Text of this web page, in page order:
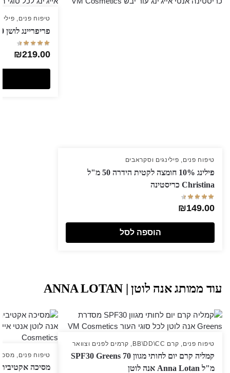
טיפוח פנים, פילינגים וסקראבים
פילינג 10% חומצה לקטית הידרה 50 מ"ל
Christina כריסטינה
₪149.00
הוספה לסל
טיפוח פנים,
פריפריינג לושן RETIN A 60 מ"ל GIGI ג'יג'י
₪219.00
עוד ממותג אנה לוטן | ANNA LOTAN
טיפוח פנים קרם BB\DD\CC קרמים לפנים וצוואר
קמליה קרם יום לחותי מגוון SPF30 Greens 70
מ"ל Anna Lotan אנה לוטן
טיפוח פנים